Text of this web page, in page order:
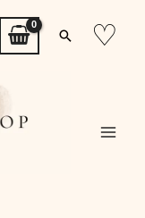
Zoeken
♡